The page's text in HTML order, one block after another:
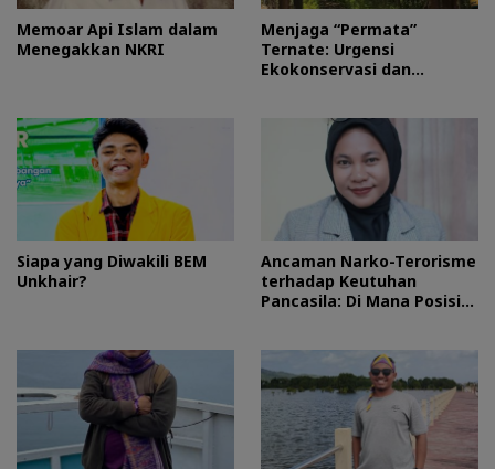
Memoar Api Islam dalam
Menegakkan NKRI
Menjaga “Permata”
Ternate: Urgensi
Ekokonservasi dan
Siapa yang Diwakili BEM
Unkhair?
Ancaman Narko-Terorisme
terhadap Keutuhan
Pancasila: Di Mana Posisi